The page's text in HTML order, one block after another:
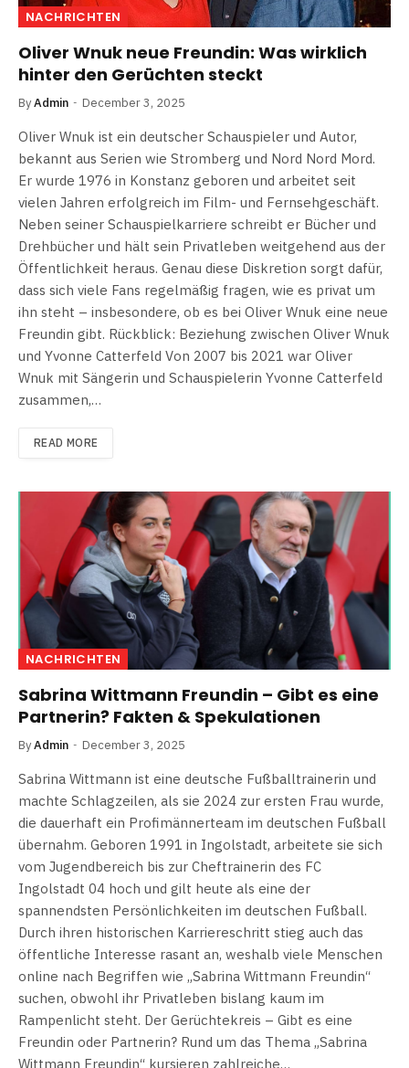
NACHRICHTEN
Oliver Wnuk neue Freundin: Was wirklich
hinter den Gerüchten steckt
ByAdmin December 3, 2025
Oliver Wnuk ist ein deutscher Schauspieler und Autor,
bekannt aus Serien wie Stromberg und Nord Nord Mord.
Er wurde 1976 in Konstanz geboren und arbeitet seit
vielen Jahren erfolgreich im Film- und Fernsehgeschäft.
Neben seiner Schauspielkarriere schreibt er Bücher und
Drehbücher und hält sein Privatleben weitgehend aus der
Öffentlichkeit heraus. Genau diese Diskretion sorgt dafür,
dass sich viele Fans regelmäßig fragen, wie es privat um
ihn steht – insbesondere, ob es bei Oliver Wnuk eine neue
Freundin gibt. Rückblick: Beziehung zwischen Oliver Wnuk
und Yvonne Catterfeld Von 2007 bis 2021 war Oliver
Wnuk mit Sängerin und Schauspielerin Yvonne Catterfeld
zusammen,…
READ MORE
NACHRICHTEN
Sabrina Wittmann Freundin – Gibt es eine
Partnerin? Fakten & Spekulationen
ByAdmin December 3, 2025
Sabrina Wittmann ist eine deutsche Fußballtrainerin und
machte Schlagzeilen, als sie 2024 zur ersten Frau wurde,
die dauerhaft ein Profimännerteam im deutschen Fußball
übernahm. Geboren 1991 in Ingolstadt, arbeitete sie sich
vom Jugendbereich bis zur Cheftrainerin des FC
Ingolstadt 04 hoch und gilt heute als eine der
spannendsten Persönlichkeiten im deutschen Fußball.
Durch ihren historischen Karriereschritt stieg auch das
öffentliche Interesse rasant an, weshalb viele Menschen
online nach Begriffen wie „Sabrina Wittmann Freundin“
suchen, obwohl ihr Privatleben bislang kaum im
Rampenlicht steht. Der Gerüchtekreis – Gibt es eine
Freundin oder Partnerin? Rund um das Thema „Sabrina
Wittmann Freundin“ kursieren zahlreiche…